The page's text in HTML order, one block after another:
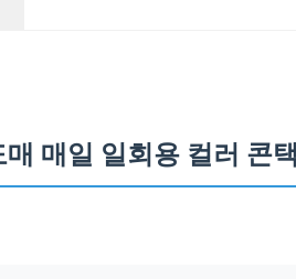
매일 일회용 컬러 콘